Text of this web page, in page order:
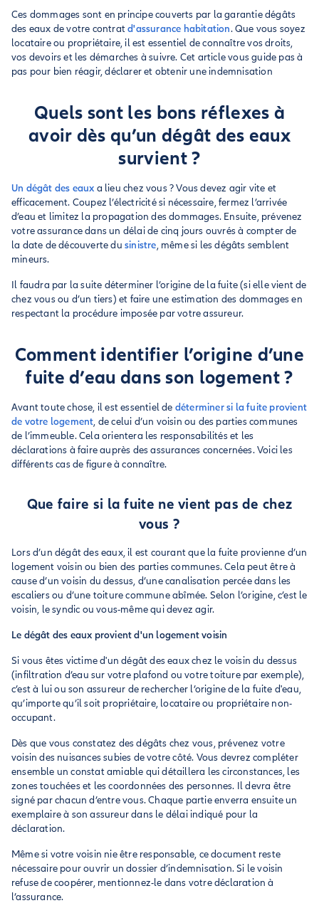
Ces dommages sont en principe couverts par la garantie dégâts
des eaux de votre contratd'assurance habitation. Que vous soyez
locataire ou propriétaire, il est essentiel de connaître vos droits,
vos devoirs et les démarches à suivre. Cet article vous guide pas à
pas pour bien réagir, déclarer et obtenir une indemnisation
Quels sont les bons réflexes à
avoir dès qu’un dégât des eaux
survient ?
Un dégât des eaux a lieu chez vous ? Vous devez agir vite et
efficacement. Coupez l’électricité si nécessaire, fermez l’arrivée
d’eau et limitez la propagation des dommages. Ensuite, prévenez
votre assurance dans un délai de cinq jours ouvrés à compter de
la date de découverte du sinistre, même si les dégâts semblent
mineurs.
Il faudra par la suite déterminer l’origine de la fuite (si elle vient de
chez vous ou d’un tiers) et faire une estimation des dommages en
respectant la procédure imposée par votre assureur.
Comment identifier l’origine d’une
fuite d’eau dans son logement ?
Avant toute chose, il est essentiel de déterminer si la fuite provient
de votre logement, de celui d’un voisin ou des parties communes
de l’immeuble. Cela orientera les responsabilités et les
déclarations à faire auprès des assurances concernées. Voici les
différents cas de figure à connaître.
Que faire si la fuite ne vient pas de chez
vous ?
Lors d’un dégât des eaux, il est courant que la fuite provienne d’un
logement voisin ou bien des parties communes. Cela peut être à
cause d’un voisin du dessus, d’une canalisation percée dans les
escaliers ou d’une toiture commune abîmée. Selon l’origine, c’est le
voisin, le syndic ou vous-même qui devez agir.
Le dégât des eaux provient d'un logement voisin
Si vous êtes victime d'un dégât des eaux chez le voisin du dessus
(infiltration d’eau sur votre plafond ou votre toiture par exemple),
c’est à lui ou son assureur de rechercher l’origine de la fuite d'eau,
qu’importe qu’il soit propriétaire, locataire ou propriétaire non-
occupant.
Dès que vous constatez des dégâts chez vous, prévenez votre
voisin des nuisances subies de votre côté. Vous devrez compléter
ensemble un constat amiable qui détaillera les circonstances, les
zones touchées et les coordonnées des personnes. Il devra être
signé par chacun d’entre vous. Chaque partie enverra ensuite un
exemplaire à son assureur dans le délai indiqué pour la
déclaration.
Même si votre voisin nie être responsable, ce document reste
nécessaire pour ouvrir un dossier d’indemnisation. Si le voisin
refuse de coopérer, mentionnez-le dans votre déclaration à
l’assurance.